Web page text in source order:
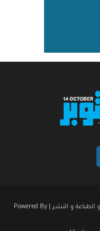
© جميع الحقوق محفوظة لمؤسسة 14 أكتوبر للصحافة و الطباعة و النشر | Powered By